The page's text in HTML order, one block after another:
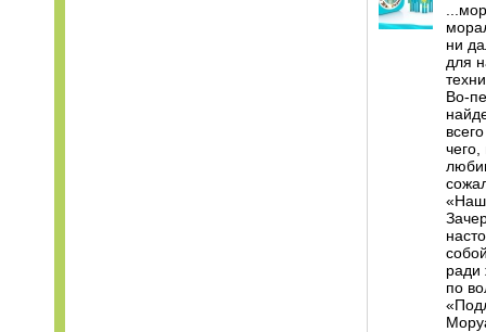
ни
для
Во-
ради
по